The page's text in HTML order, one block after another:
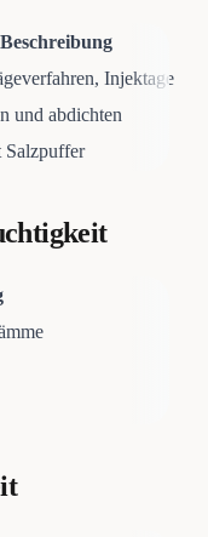
Beschreibung
Injektage
und abdichten
Salzpuffer